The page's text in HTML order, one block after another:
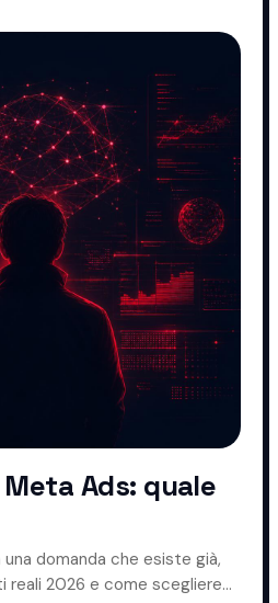
Ads: quale
domanda che esiste già,
reali 2026 e come scegliere